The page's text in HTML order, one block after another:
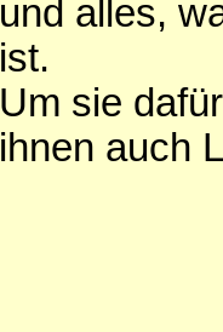
und alles,
ist.
Um sie
ihnen auch